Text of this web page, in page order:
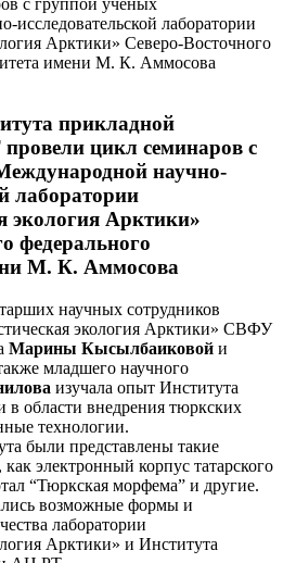
прикладной
цикл семинаров с
научно-
лаборатории
экология Арктики»
федерального
М. К. Аммосова
научных сотрудников
экология Арктики» СВФУ
Марины Кысылбаиковой и
младшего научного
изучала опыт Института
в области внедрения тюркских
технологии.
были представлены такие
электронный корпус татарского
“Тюркская морфема” и другие.
возможные формы и
лаборатории
Арктики» и Института